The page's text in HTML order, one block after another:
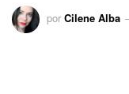
por Cilene Alba